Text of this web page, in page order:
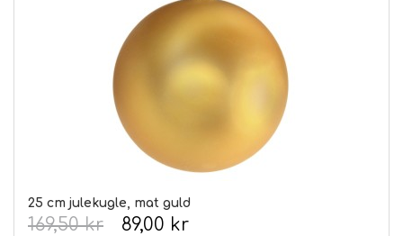
25 cm julekugle, mat guld
89,00 kr
169,50 kr